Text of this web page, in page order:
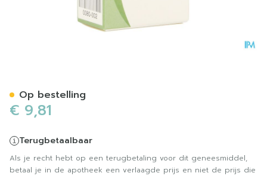
€ 9,81
Terugbetaalbaar
Als je recht hebt op een terugbetaling voor dit geneesmiddel,
betaal je in de apotheek een verlaagde prijs en niet de prijs die
Op bestelling